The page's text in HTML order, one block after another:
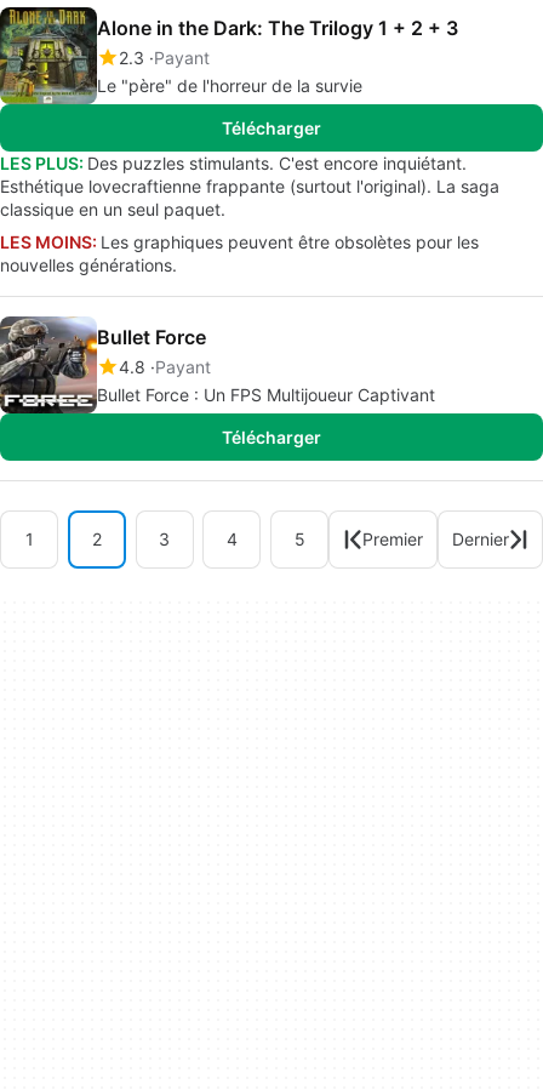
Alone in the Dark: The Trilogy 1 + 2 + 3
2.3 Payant
Le "père" de l'horreur de la survie
Télécharger
LES PLUS: Des puzzles stimulants. C'est encore inquiétant.
Esthétique lovecraftienne frappante (surtout l'original). La saga
classique en un seul paquet.
LES MOINS: Les graphiques peuvent être obsolètes pour les
nouvelles générations.
Bullet Force
4.8 Payant
Bullet Force : Un FPS Multijoueur Captivant
Télécharger
1 2 3 4 5 Premier Dernier